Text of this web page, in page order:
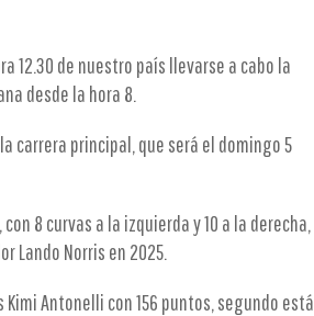
12.30 de nuestro país llevarse a cabo la
desde la hora 8.
carrera principal, que será el domingo 5
8 curvas a la izquierda y 10 a la derecha,
Lando Norris en 2025.
Antonelli con 156 puntos, segundo está